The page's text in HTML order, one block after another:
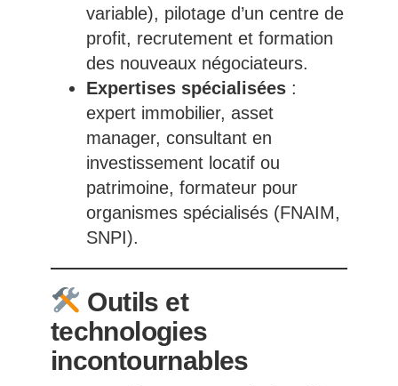
variable), pilotage d’un centre de
profit, recrutement et formation
des nouveaux négociateurs.
Expertises spécialisées:
expert immobilier, asset
manager, consultant en
investissement locatif ou
patrimoine, formateur pour
organismes spécialisés (FNAIM,
SNPI).
Outils et
technologies
incontournables